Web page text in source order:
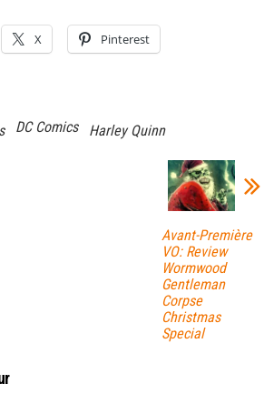
X Pinterest
DC Comics Harley Quinn
Avant-Première
VO: Review
Wormwood
Gentleman
Corpse
Christmas
Special